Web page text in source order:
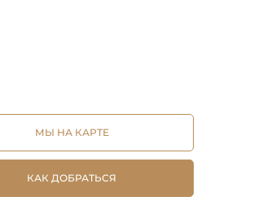
МЫ НА КАРТЕ
КАК ДОБРАТЬСЯ